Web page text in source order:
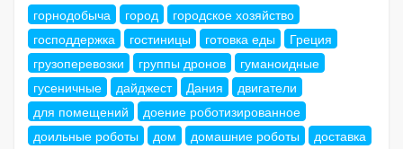
горнодобыча
город
городское хозяйство
господдержка
гостиницы готовка еды
Греция
грузоперевозки
группы дронов
гуманоидные
гусеничные
дайджест Дания
двигатели
для помещений
доение роботизированное
доильные роботы
дом домашние роботы
доставка